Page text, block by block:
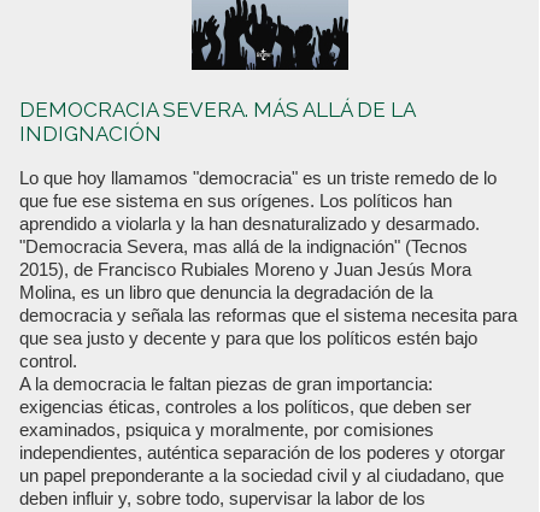
DEMOCRACIA SEVERA. MÁS ALLÁ DE LA
INDIGNACIÓN
Lo que hoy llamamos "democracia" es un triste remedo de lo
que fue ese sistema en sus orígenes. Los políticos han
aprendido a violarla y la han desnaturalizado y desarmado.
"Democracia Severa, mas allá de la indignación" (Tecnos
2015), de Francisco Rubiales Moreno y Juan Jesús Mora
Molina, es un libro que denuncia la degradación de la
democracia y señala las reformas que el sistema necesita para
que sea justo y decente y para que los políticos estén bajo
control.
A la democracia le faltan piezas de gran importancia:
exigencias éticas, controles a los políticos, que deben ser
examinados, psiquica y moralmente, por comisiones
independientes, auténtica separación de los poderes y otorgar
un papel preponderante a la sociedad civil y al ciudadano, que
deben influir y, sobre todo, supervisar la labor de los